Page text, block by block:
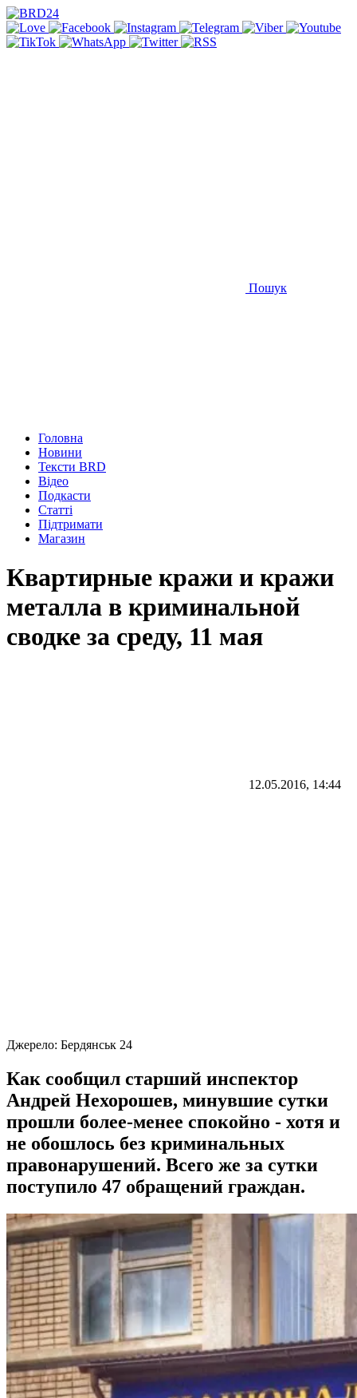
Пошук
Головна
Новини
Тексти BRD
Відео
Подкасти
Статті
Підтримати
Магазин
Квартирные кражи и кражи
металла в криминальной
сводке за среду, 11 мая
12.05.2016, 14:44
Джерело: Бердянськ 24
Как сообщил старший инспектор
Андрей Нехорошев, минувшие сутки
прошли более-менее спокойно - хотя и
не обошлось без криминальных
правонарушений. Всего же за сутки
поступило 47 обращений граждан.